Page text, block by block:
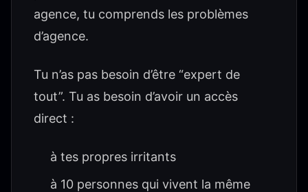
agence, tu comprends les problèmes
d’agence.
Tu n’as pas besoin d’être “expert de
tout”. Tu as besoin d’avoir un accès
direct :
à tes propres irritants
à 10 personnes qui vivent la même